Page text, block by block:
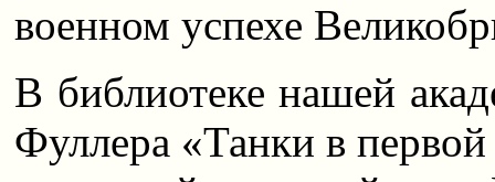
военном успехе
В библиотеке нашей
Фуллера «Танки в